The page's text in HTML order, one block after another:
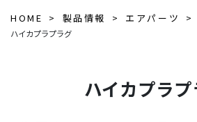
HOME 製品情報 エアパーツ
ハイカプラプラグ
ハイカプラ